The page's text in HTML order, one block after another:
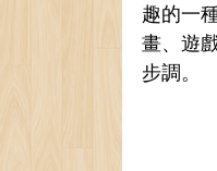
趣的一
畫、遊
步調。